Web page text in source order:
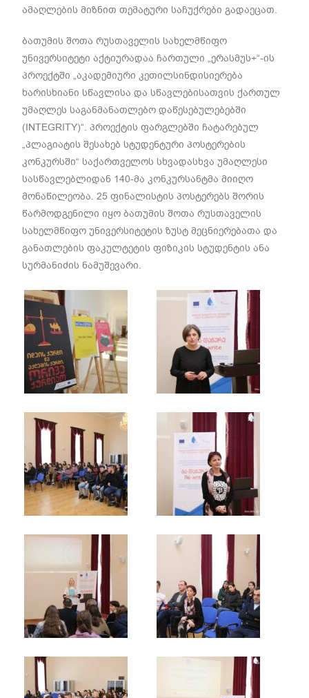
ამაღლების მიზნით თემატური საჩუქრები გადაეცათ.
ბათუმის შოთა რუსთაველის სახელმწიფო
უნივერსიტეტი აქტიურადაა ჩართული „ერასმუს+“-ის
პროექტში „აკადემიური კეთილსინდისიერება
ხარისხიანი სწავლისა და სწავლებისათვის ქართულ
უმაღლეს საგანმანათლებო დაწესებულებებში
(INTEGRITY)“. პროექტის ფარგლებში ჩატარებულ
„პლაგიატის შესახებ სტუდენტური პოსტერების
კონკურსში“ საქართველოს სხვადასხვა უმაღლესი
სასწავლებლიდან 140-მა კონკურსანტმა მიიღო
მონაწილეობა. 25 ფინალისტის პოსტერებს შორის
წარმოდგენილი იყო ბათუმის შოთა რუსთაველის
სახელმწიფო უნივერსიტეტის ზუსტ მეცნიერებათა და
განათლების ფაკულტეტის ფიზიკის სტუდენტის ანა
სურმანიძის ნამუშევარი.